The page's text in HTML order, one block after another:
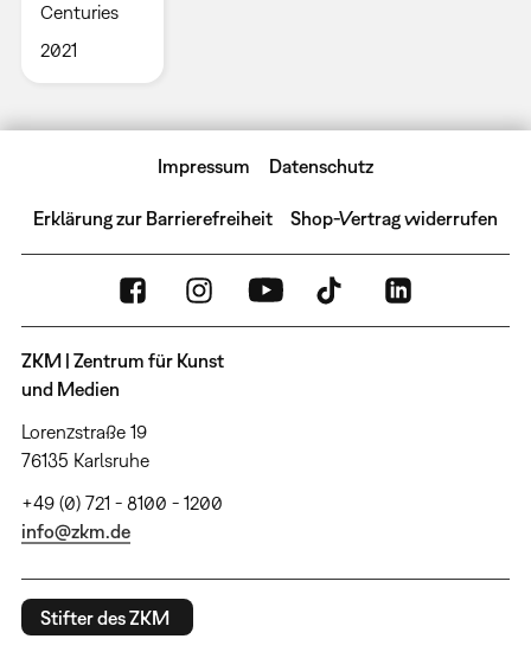
Centuries
2021
Impressum Datenschutz
Erklärung zur Barrierefreiheit Shop-Vertrag widerrufen
ZKM | Zentrum für Kunst
und Medien
Lorenzstraße 19
76135 Karlsruhe
+49 (0) 721 - 8100 - 1200
info@zkm.de
Stifter des ZKM